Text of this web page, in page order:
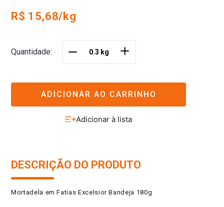
R$ 15,68/kg
Quantidade ＋
ADICIONAR AO CARRINHO
DESCRIÇÃO DO PRODUTO
Mortadela em Fatias Excelsior Bandeja 180g